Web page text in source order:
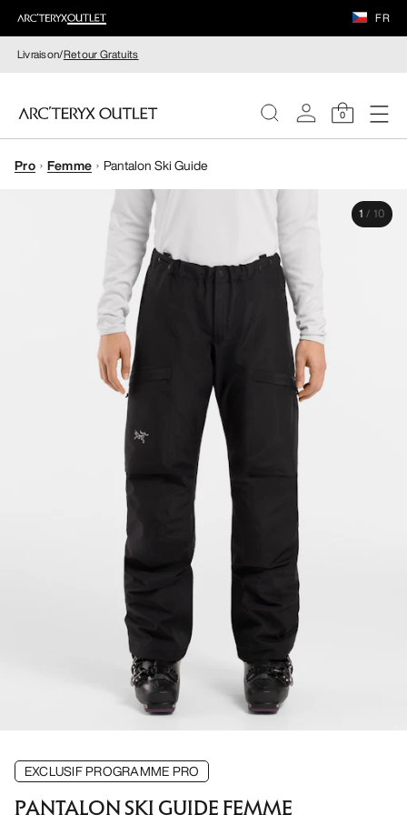
FR
Livraison/Retour Gratuits
0
FEMME
Pro Femme Pantalon Ski Guide
1 / 10
EXCLUSIF PROGRAMME PRO
PANTALON SKI GUIDE FEMME